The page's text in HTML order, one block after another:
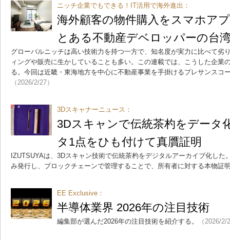
ニッチ企業でもできる！IT活用で海外進出：
海外顧客の物件購入をスマホア
とある不動産デベロッパーの台
グローバルニッチは高い技術力を持つ一方で、知名度が実力に比べて劣
ィングや販売に生かしていることも多い。この連載では、こうした企業
る。今回は近畿・東海地方を中心に不動産事業を手掛けるプレサンスコ
（2026/2/27）
3Dスキャナーニュース：
3Dスキャンで伝統茶杓をデータ
タ1点をひも付けて真贋証明
IZUTSUYAは、3Dスキャン技術で伝統茶杓をデジタルアーカイブ化した
み発行し、ブロックチェーンで管理することで、所有者に対する本物証
EE Exclusive：
半導体業界 2026年の注目技術
編集部が選んだ2026年の注目技術を紹介する。 （2026/2/